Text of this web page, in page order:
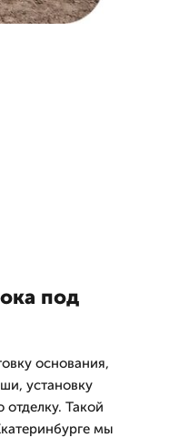
под
основания,
установку
Такой
мы